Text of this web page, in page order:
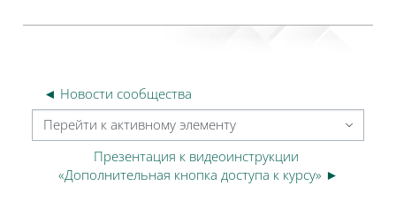
◄ Новости сообщества
Перейти к активному элементу
Презентация к видеоинструкции
«Дополнительная кнопка доступа к курсу» ►